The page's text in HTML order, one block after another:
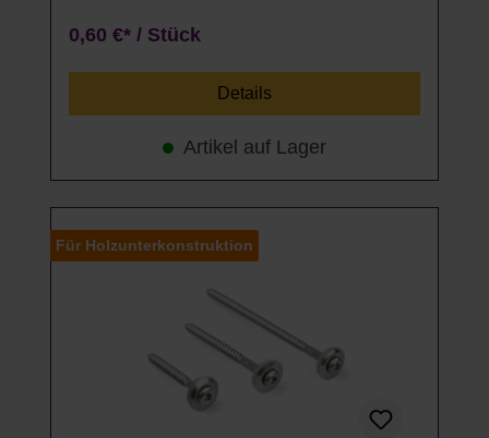
0,60 €* / Stück
Details
Artikel auf Lager
Für Holzunterkonstruktion